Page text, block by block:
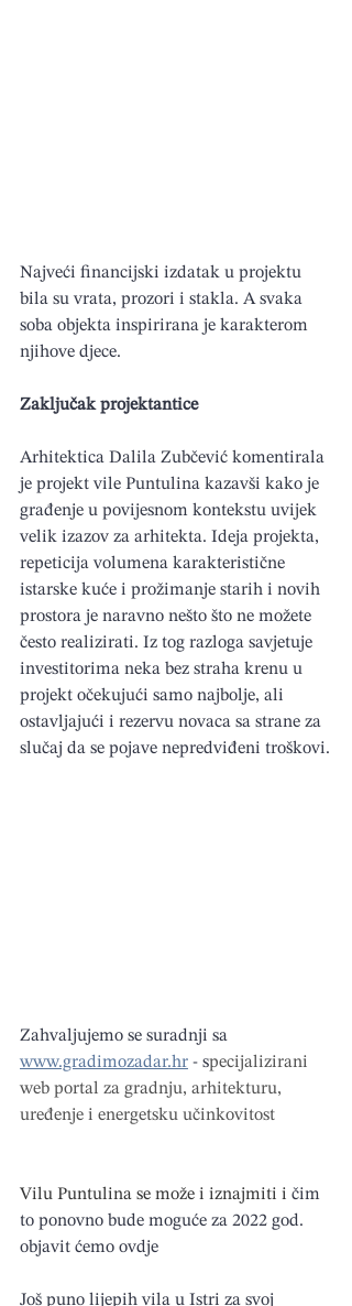
Najveći financijski izdatak u projektu
bila su vrata, prozori i stakla. A svaka
soba objekta inspirirana je karakterom
njihove djece.
Zaključak projektantice
Arhitektica Dalila Zubčević komentirala
je projekt vile Puntulina kazavši kako je
građenje u povijesnom kontekstu uvijek
velik izazov za arhitekta. Ideja projekta,
repeticija volumena karakteristične
istarske kuće i prožimanje starih i novih
prostora je naravno nešto što ne možete
često realizirati. Iz tog razloga savjetuje
investitorima neka bez straha krenu u
projekt očekujući samo najbolje, ali
ostavljajući i rezervu novaca sa strane za
slučaj da se pojave nepredviđeni troškovi.
Zahvaljujemo se suradnji sa
www.gradimozadar.hr - specijalizirani
web portal za gradnju, arhitekturu,
uređenje i energetsku učinkovitost
Vilu Puntulina se može i iznajmiti i čim
to ponovno bude moguće za 2022 god.
objavit ćemo ovdje
Još puno lijepih vila u Istri za svoj